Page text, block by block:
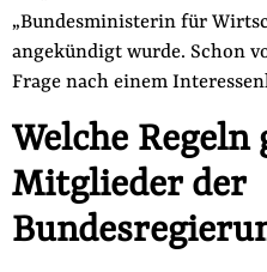
„Bundesministerin für
angekündigt wurde. Schon
Frage nach einem
Welche
Mitglieder der